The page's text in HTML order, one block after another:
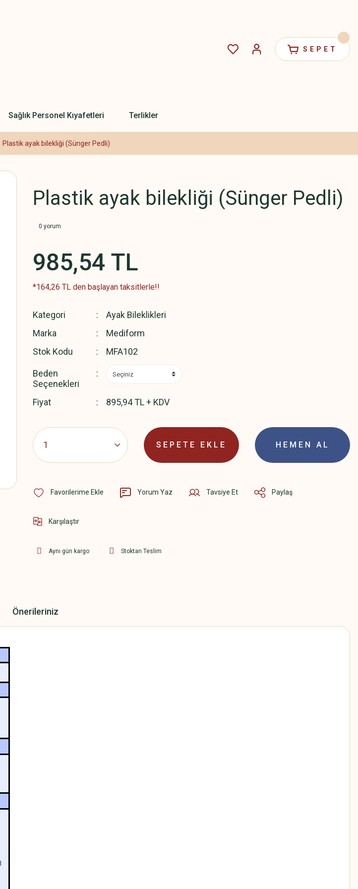
SEPET
Sağlık Personel Kıyafetleri Terlikler
Plastik ayak bilekliği (Sünger Pedli)
Plastik ayak bilekliği (Sünger Pedli)
0 yorum
985,54 TL
*164,26 TL den başlayan taksitlerle!!
Kategori
Ayak Bileklikleri
Marka
Mediform
Stok Kodu
MFA102
Beden
Seçenekleri
Fiyat
895,94 TL + KDV
SEPETE EKLE HEMEN AL
Yorum Yaz Tavsiye Et Paylaş
Karşılaştır
Aynı gün kargo Stoktan Teslim
Önerileriniz